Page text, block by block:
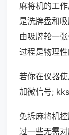
麻将机的工
是洗牌盘和
由吸牌轮一
过程是物理性
若你在仪器
加微信号;
免拆麻将机
过一些无需